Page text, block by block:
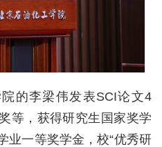
的李梁伟发表SCI论文4
等，获得研究生国家奖学
业一等奖学金，校“优秀研